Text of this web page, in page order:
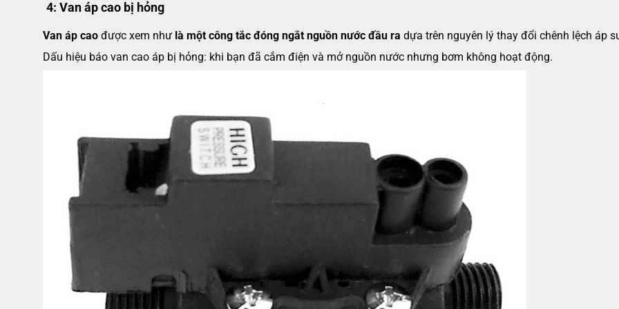
4: Van áp cao bị hỏng
Van áp cao được xem như là một công tắc đóng ngắt nguồn nước đầu ra dựa trên nguyên lý thay đổi chênh lệch áp
Dấu hiệu báo van cao áp bị hỏng: khi bạn đã cắm điện và mở nguồn nước nhưng bơm không hoạt động.